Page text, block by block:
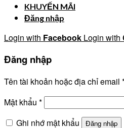
KHUYẾN MÃI
Đăng nhập
Login with Facebook Login with
Đăng nhập
Tên tài khoản hoặc địa chỉ email
Mật khẩu *
Ghi nhớ mật khẩu
Đăng nhập